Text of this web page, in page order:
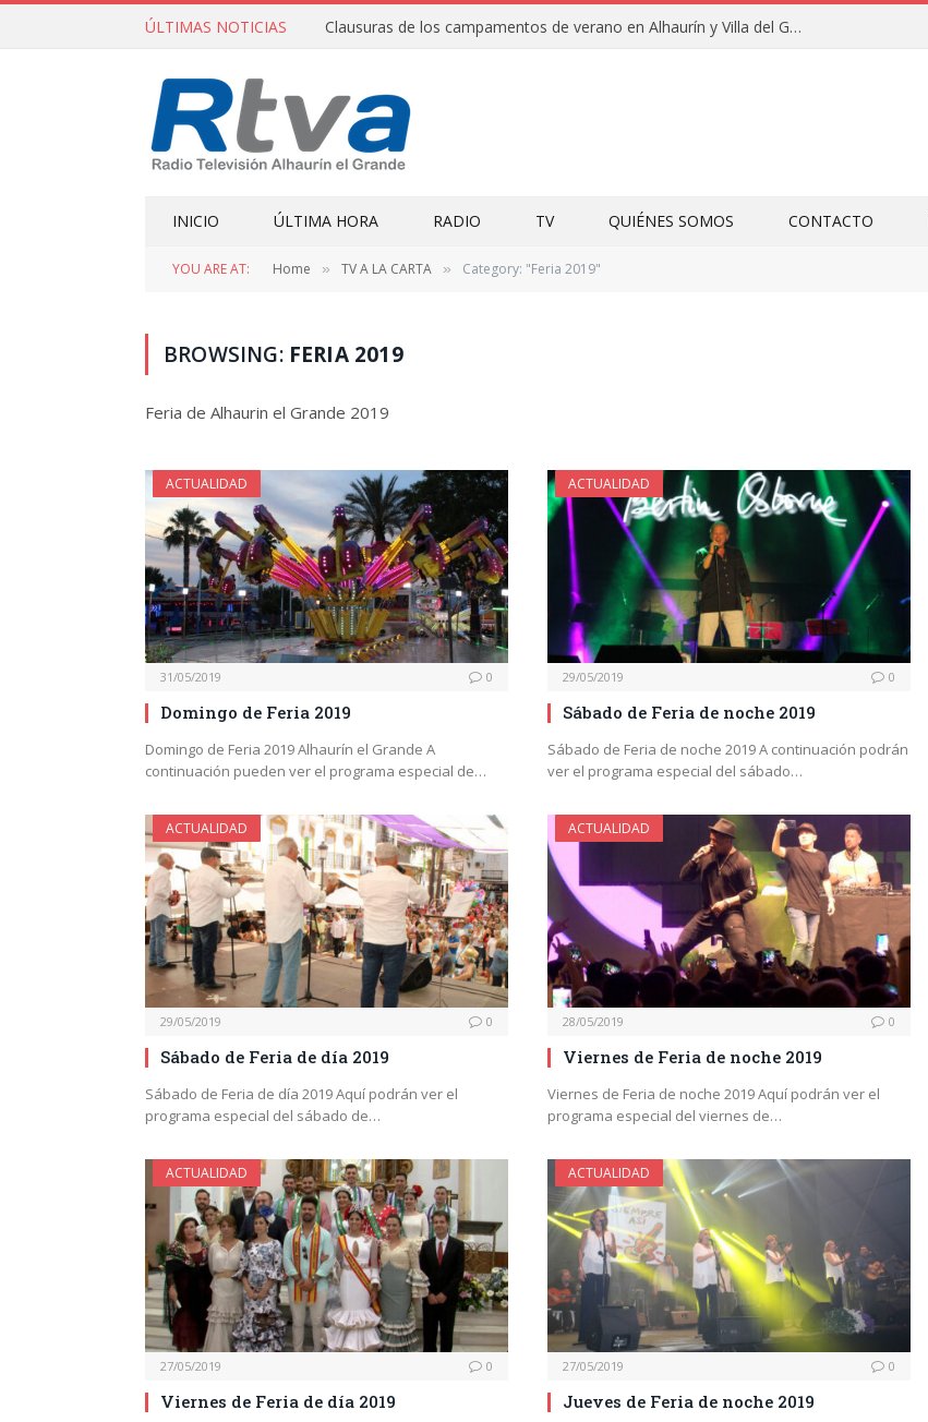
ÚLTIMAS NOTICIAS Clausuras de los campamentos de verano en Alhaurín y Villa del Guadalhorce 2026
INICIO ÚLTIMA HORA RADIO TV QUIÉNES SOMOS CONTACTO
YOU ARE AT: Home » TV A LA CARTA » Category: "Feria 2019"
BROWSING: FERIA 2019
Feria de Alhaurin el Grande 2019
ACTUALIDAD
31/05/2019 0
Domingo de Feria 2019
Domingo de Feria 2019 Alhaurín el Grande A
continuación pueden ver el programa especial de…
ACTUALIDAD
29/05/2019 0
Sábado de Feria de noche 2019
Sábado de Feria de noche 2019 A continuación podrán
ver el programa especial del sábado…
ACTUALIDAD
29/05/2019 0
Sábado de Feria de día 2019
Sábado de Feria de día 2019 Aquí podrán ver el
programa especial del sábado de…
ACTUALIDAD
28/05/2019 0
Viernes de Feria de noche 2019
Viernes de Feria de noche 2019 Aquí podrán ver el
programa especial del viernes de…
ACTUALIDAD
27/05/2019 0
Viernes de Feria de día 2019
ACTUALIDAD
27/05/2019 0
Jueves de Feria de noche 2019